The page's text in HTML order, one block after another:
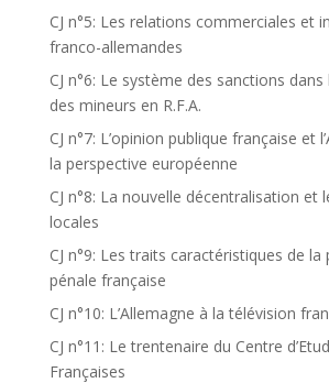
CJ n°5: Les relations commerciales et
franco-allemandes
CJ n°6: Le système des sanctions
des mineurs en R.F.A.
CJ n°7: L’opinion publique française et
la perspective européenne
CJ n°8: La nouvelle décentralisation et
locales
CJ n°9: Les traits caractéristiques de la
pénale française
CJ n°10: L’Allemagne à la télévision
CJ n°11: Le trentenaire du Centre
Françaises